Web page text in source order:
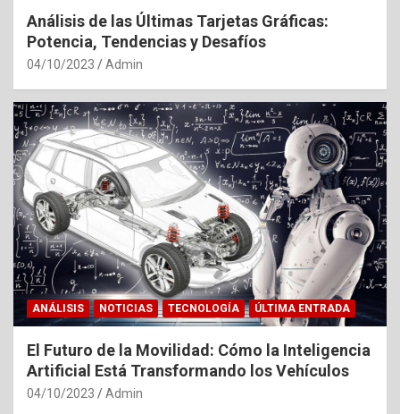
Análisis de las Últimas Tarjetas Gráficas:
Potencia, Tendencias y Desafíos
04/10/2023 Admin
ANÁLISIS NOTICIAS TECNOLOGÍA ÚLTIMA ENTRADA
El Futuro de la Movilidad: Cómo la Inteligencia
Artificial Está Transformando los Vehículos
04/10/2023 Admin